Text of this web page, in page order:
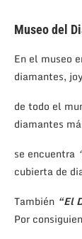
Museo del
En el museo
diamantes,
de todo el
diamantes
se encuentra
cubierta de
También “El
Por